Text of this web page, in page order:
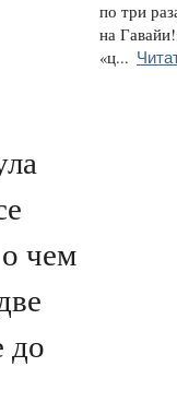
чем
до
по три
на
«ц...